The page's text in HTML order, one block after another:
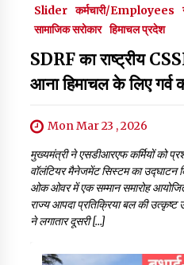
Slider कर्मचारी/Employees
सामाजिक सरोकार हिमाचल प्रदेश
SDRF का राष्ट्रीय
आना हिमाचल के लिए गर्व
Mon Mar 23 , 2026
मुख्यमंत्री ने एसडीआरएफ कर्मियों को
वॉलंटियर मैनेजमेंट सिस्टम का उद्घाटन
ओक ओवर में एक सम्मान समारोह
राज्य आपदा प्रतिक्रिया बल की उत्कृष्ट
ने लगातार दूसरी […]